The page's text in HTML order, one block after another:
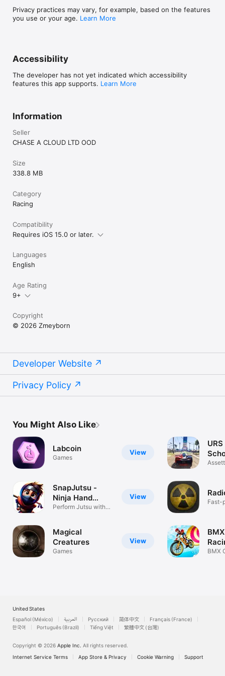
- Колекционерски карти: Използвай събраните магически
знаци, за да отключиш пълната колекция от митични
змейски форми!
- Светът има нужда от закрилник. Изтегли „Кало Змея:
Privacy practices may vary, for example, based on the features
you use or your age. Learn More
Accessibility
The developer has not yet indicated which accessibility
features this app supports. Learn More
Information
Seller
CHASE A CLOUD LTD OOD
Size
338.8 MB
Category
Racing
Compatibility
Requires iOS 15.0 or later.
Languages
English
Age Rating
9+
Copyright
© 2026 Zmeyborn
Developer Website
Privacy Policy
You Might Also Like
View
Labcoin
Games
View
SnapJutsu -
Ninja Hand
Signs
Perform Jutsu with
View
Magical
Creatures
Games
Fast-
BMX
United States
Español (México)
العربية Русский 简体中文
Français (France)
한국어
Português (Brazil) Tiếng Việt 繁體中文 (台灣)
Copyright © 2026 Apple Inc. All rights reserved.
Internet Service Terms
App Store & Privacy Cookie Warning Support